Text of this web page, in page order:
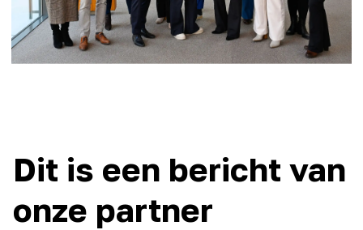
Dit is een bericht van
onze partner